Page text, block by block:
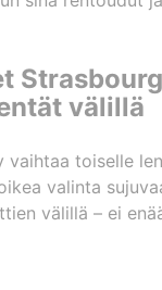
välillä
vaihtaa toiselle
valinta
välillä – ei